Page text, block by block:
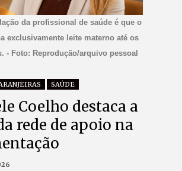
da profissional de saúde é que o
exclusivamente leite materno até os
- Foto: Reprodução/arquivo pessoal
SAÚDE
Coelho destaca a
rede de apoio na